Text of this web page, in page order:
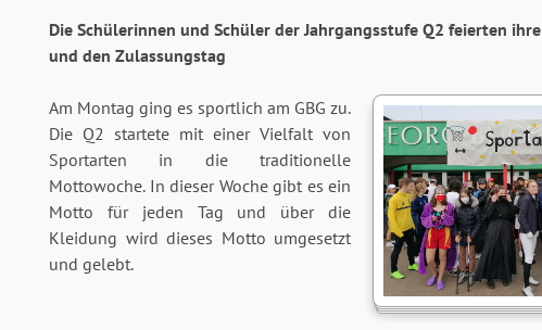
Die Schülerinnen und Schüler der Jahrgangsstufe Q2 feierten ihre
und den Zulassungstag
Am Montag ging es sportlich am GBG zu.
Die Q2 startete mit einer Vielfalt von
Sportarten in die traditionelle
Mottowoche. In dieser Woche gibt es ein
Motto für jeden Tag und über die
Kleidung wird dieses Motto umgesetzt
und gelebt.